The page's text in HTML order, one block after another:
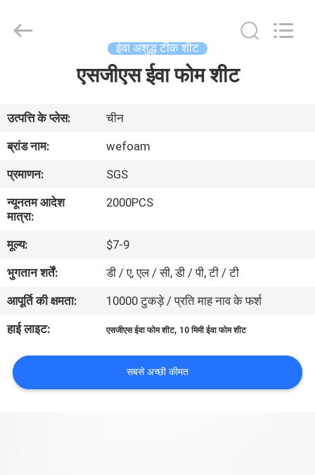
उत्पादों
वीडियो
हमारे
बारे
कारखाना
भ्रमण
गुणवत्ता
Co.,Ltd.
ईवा अशुद्ध टीक शीट
एसजीएस ईवा फोम शीट
उत्पत्ति के प्लेस:
चीन
ब्रांड नाम:
wefoam
प्रमाणन:
SGS
न्यूनतम आदेश
मात्रा:
2000PCS
मूल्य:
$7-9
भुगतान शर्तें:
डी / ए, एल / सी, डी / पी, टी / टी
आपूर्ति की क्षमता:
10000 टुकड़े / प्रति माह नाव के फर्श
हाई लाइट:
एसजीएस ईवा फोम शीट, 10 मिमी ईवा फोम शीट
सबसे अच्छी कीमत